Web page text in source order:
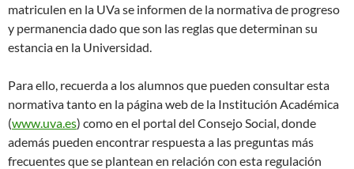
matriculen en la UVa se informen de la normativa de progreso
y permanencia dado que son las reglas que determinan su
estancia en la Universidad.
Para ello, recuerda a los alumnos que pueden consultar esta
normativa tanto en la página web de la Institución Académica
(www.uva.es) como en el portal del Consejo Social, donde
además pueden encontrar respuesta a las preguntas más
frecuentes que se plantean en relación con esta regulación